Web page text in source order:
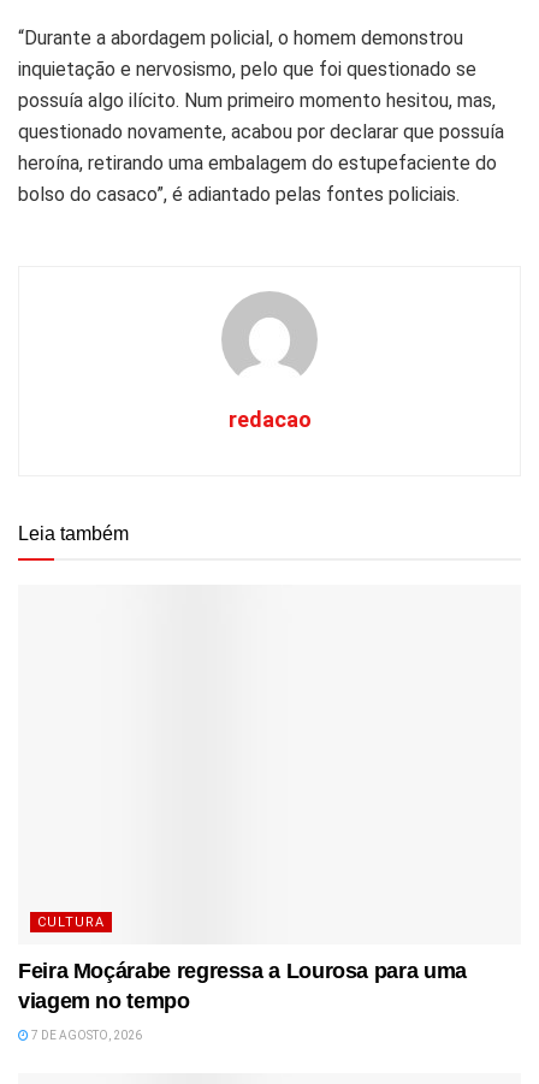
“Durante a abordagem policial, o homem demonstrou
inquietação e nervosismo, pelo que foi questionado se
possuía algo ilícito. Num primeiro momento hesitou, mas,
questionado novamente, acabou por declarar que possuía
heroína, retirando uma embalagem do estupefaciente do
bolso do casaco”, é adiantado pelas fontes policiais.
redacao
Leia também
CULTURA
Feira Moçárabe regressa a Lourosa para uma
viagem no tempo
7 DE AGOSTO, 2026